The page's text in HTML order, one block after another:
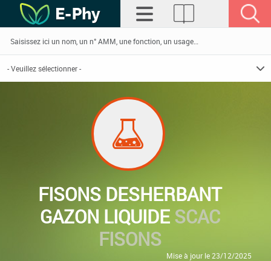
FISONS DESHERBANT
GAZON LIQUIDESCAC
FISONS
Mise à jour le 23/12/2025